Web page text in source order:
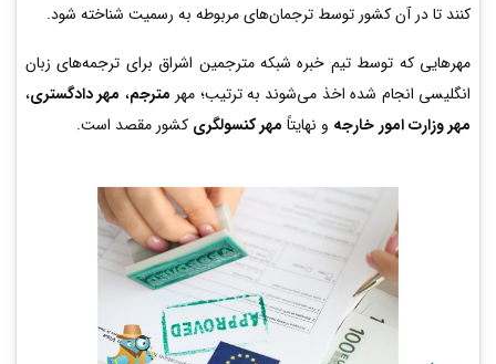
کنند تا در آن کشور توسط ترجمان‌های مربوطه به رسمیت شناخته شود.
مهرهایی که توسط تیم خبره شبکه مترجمین اشراق برای ترجمه‌های زبان
انگلیسی انجام شده اخذ می‌شوند به ترتیب؛ مهر مترجم، مهر دادگستری،
مهر وزارت امور خارجه و نهایتاً مهر کنسولگری کشور مقصد است.